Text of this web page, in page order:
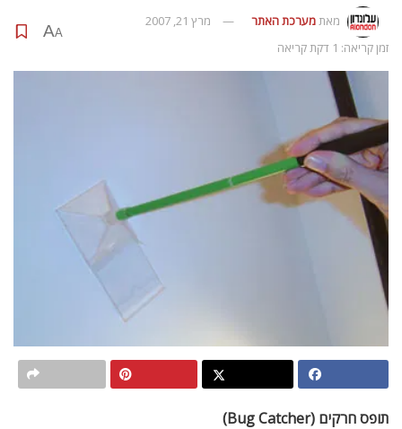
מאת מערכת האתר
מרץ 21, 2007
זמן קריאה: 1 דקת קריאה
A
A
תופס חרקים (Bug Catcher)